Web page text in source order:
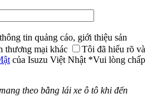
tin quảng cáo, giới thiệu sản
thương mại khác
Tôi đã hiểu rõ và
của Isuzu Việt Nhật *Vui lòng chấp
theo bằng lái xe ô tô khi đến